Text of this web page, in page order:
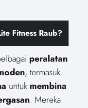
Fitness Raub?
peralatan
, termasuk
untuk membina
. Mereka